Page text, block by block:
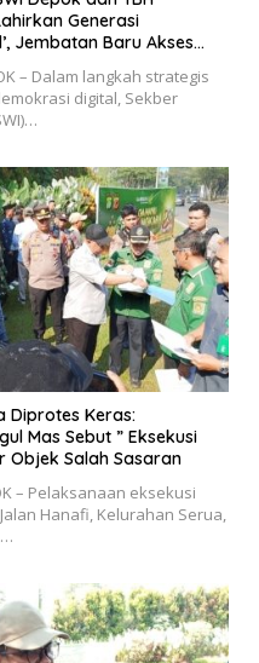
Generasi
Jembatan Baru Akses
– Dalam langkah strategis
digital, Sekber
Diprotes Keras:
Mas Sebut ” Eksekusi
Objek Salah Sasaran
– Pelaksanaan eksekusi
Hanafi, Kelurahan Serua,